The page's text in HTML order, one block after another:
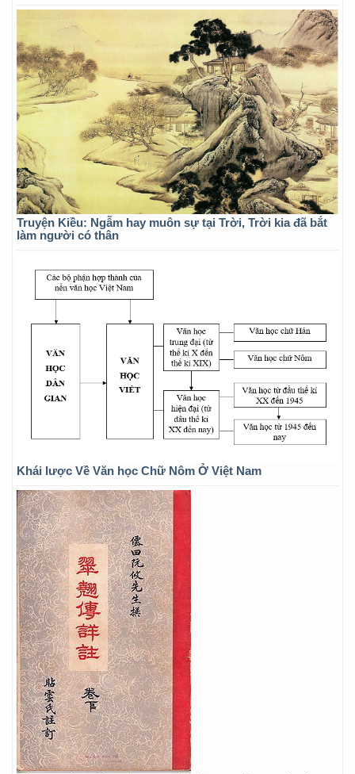
Truyện Kiều: Ngẫm hay muôn sự tại Trời, Trời kia đã bắt
làm người có thân
Khái lược Về Văn học Chữ Nôm Ở Việt Nam